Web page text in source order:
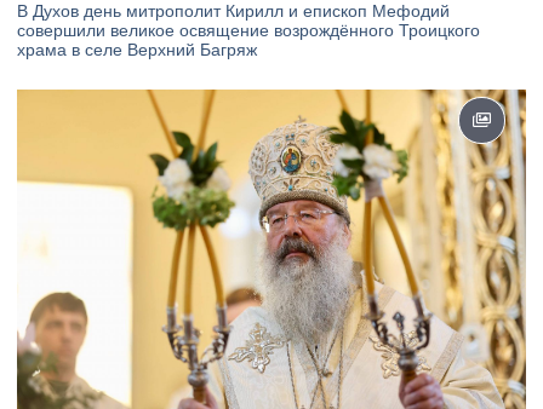
В Духов день митрополит Кирилл и епископ Мефодий
совершили великое освящение возрождённого Троицкого
храма в селе Верхний Багряж